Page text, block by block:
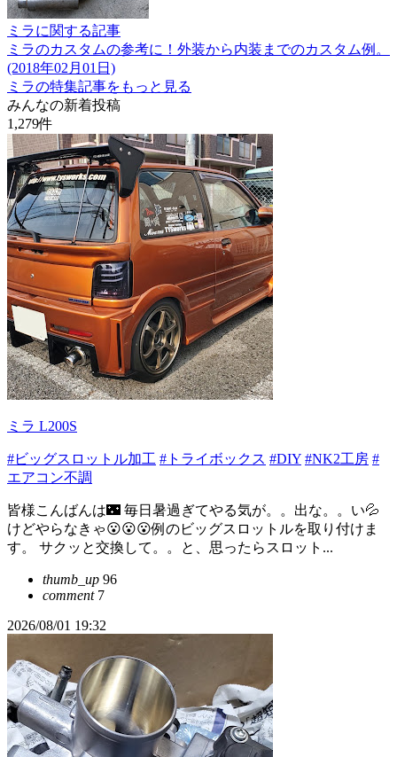
ミラに関する記事
ミラのカスタムの参考に！外装から内装までのカスタム例。
(2018年02月01日)
ミラの特集記事をもっと見る
みんなの新着投稿
1,279件
ミラ L200S
#ビッグスロットル加工 #トライボックス #DIY #NK2工房 #
エアコン不調
皆様こんばんは🌃 毎日暑過ぎてやる気が。。出な。。い💦
けどやらなきゃ😮😮😮例のビッグスロットルを取り付けま
す。 サクッと交換して。。と、思ったらスロット...
thumb_up 96
comment7
2026/08/01 19:32